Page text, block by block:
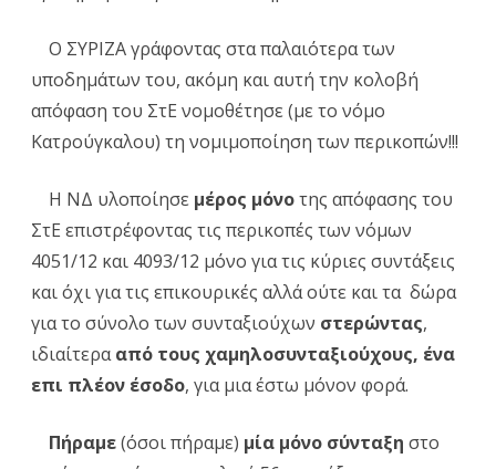
Ο ΣΥΡΙΖΑ γράφοντας στα παλαιότερα των
υποδημάτων του, ακόμη και αυτή την κολοβή
απόφαση του ΣτΕ νομοθέτησε (με το νόμο
Κατρούγκαλου) τη νομιμοποίηση των περικοπών!!!
Η ΝΔ υλοποίησε μέρος μόνοτης απόφασης του
ΣτΕ επιστρέφοντας τις περικοπές των νόμων
4051/12 και 4093/12 μόνο για τις κύριες συντάξεις
και όχι για τις επικουρικές αλλά ούτε και τα δώρα
για το σύνολο των συνταξιούχων στερώντας,
ιδιαίτερααπό τους χαμηλοσυνταξιούχους, ένα
επι πλέον έσοδο, για μια έστω μόνον φορά.
Πήραμε(όσοι πήραμε) μία μόνο σύνταξη στο